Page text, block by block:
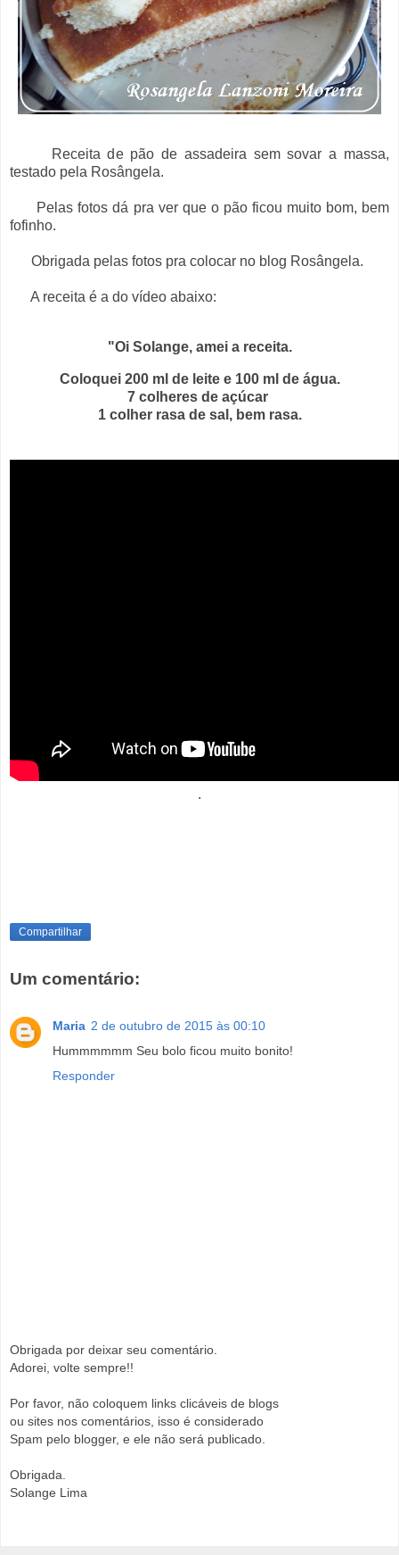
Receita de pão de assadeira sem sovar a massa,
testado pela Rosângela.
Pelas fotos dá pra ver que o pão ficou muito bom, bem
fofinho.
Obrigada pelas fotos pra colocar no blog Rosângela.
A receita é a do vídeo abaixo:
"Oi Solange, amei a receita.
Coloquei 200 ml de leite e 100 ml de água.
7 colheres de açúcar
1 colher rasa de sal, bem rasa.
.
Compartilhar
Um comentário:
Maria 2 de outubro de 2015 às 00:10
Hummmmmm Seu bolo ficou muito bonito!
Responder
Obrigada por deixar seu comentário.
Adorei, volte sempre!!
Por favor, não coloquem links clicáveis de blogs
ou sites nos comentários, isso é considerado
Spam pelo blogger, e ele não será publicado.
Obrigada.
Solange Lima